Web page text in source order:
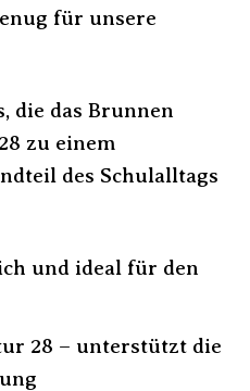
für unsere
die das Brunnen
zu einem
des Schulalltags
und ideal für den
28 – unterstützt die